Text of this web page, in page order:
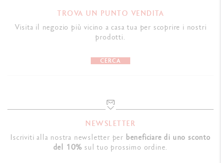
TROVA UN PUNTO VENDITA
Visita il negozio più vicino a casa tua per scoprire i nostri
prodotti.
CERCA
NEWSLETTER
Iscriviti alla nostra newsletter per beneficiare di uno sconto
del 10% sul tuo prossimo ordine.